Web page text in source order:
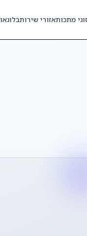
מתכותאזורי שירותבלוג